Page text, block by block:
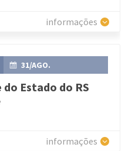
informações
31/AGO.
Estado do RS
informações